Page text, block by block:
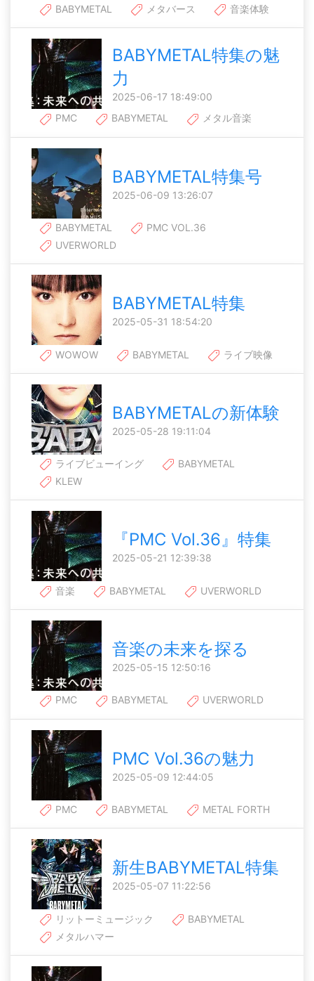
BABYMETAL
メタバース 音楽体験
BABYMETAL特集の魅
力
2025-06-17 18:49:00
PMC
BABYMETAL メタル音楽
BABYMETAL特集号
2025-06-09 13:26:07
BABYMETAL
PMC VOL.36
UVERWORLD
BABYMETAL特集
2025-05-31 18:54:20
WOWOW BABYMETAL ライブ映像
BABYMETALの新体験
2025-05-28 19:11:04
ライブビューイング
BABYMETAL
KLEW
『PMC Vol.36』特集
2025-05-21 12:39:38
音楽 BABYMETAL UVERWORLD
音楽の未来を探る
2025-05-15 12:50:16
PMC BABYMETAL UVERWORLD
PMC Vol.36の魅力
2025-05-09 12:44:05
PMC BABYMETAL METAL FORTH
新生BABYMETAL特集
2025-05-07 11:22:56
リットーミュージック
BABYMETAL
メタルハマー